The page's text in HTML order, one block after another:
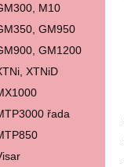
M10
GM950
GM1200
XTNiD
řada